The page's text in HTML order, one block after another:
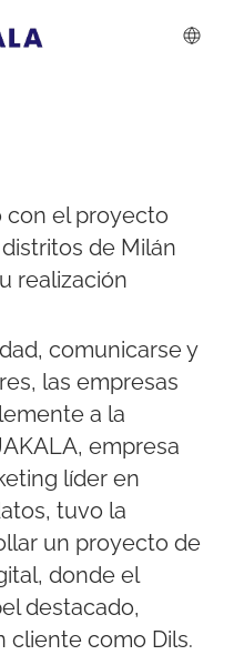
con el proyecto
de Milán
realización
comunicarse y
las empresas
a la
empresa
líder en
tuvo la
un proyecto de
donde el
destacado,
cliente como Dils.